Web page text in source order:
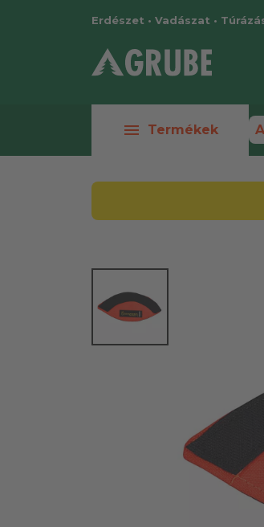
Erdészet • Vadászat •
menu Termékek